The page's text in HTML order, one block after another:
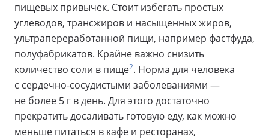
пищевых привычек. Стоит избегать простых
углеводов, трансжиров и насыщенных жиров,
ультрапереработанной пищи, например фастфуда,
полуфабрикатов. Крайне важно снизить
количество соли в пище2. Норма для человека
с сердечно-сосудистыми заболеваниями —
не более 5 г в день. Для этого достаточно
прекратить досаливать готовую еду, как можно
меньше питаться в кафе и ресторанах,